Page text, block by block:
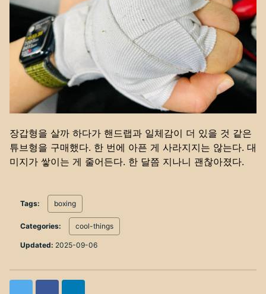
장갑형을 살까 하다가 핸드랩과 일체감이 더 있을 것 같은
튜브형을 구매했다. 한 번에 아픈 게 사라지지는 않는다. 대
미지가 쌓이는 게 줄어든다. 한 달쯤 지나니 괜찮아졌다.
Tags: boxing
Categories: cool-things
Updated: 2025-09-06